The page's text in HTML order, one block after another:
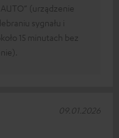
(urządzenie
sygnału i
15 minutach bez
09.01.2026